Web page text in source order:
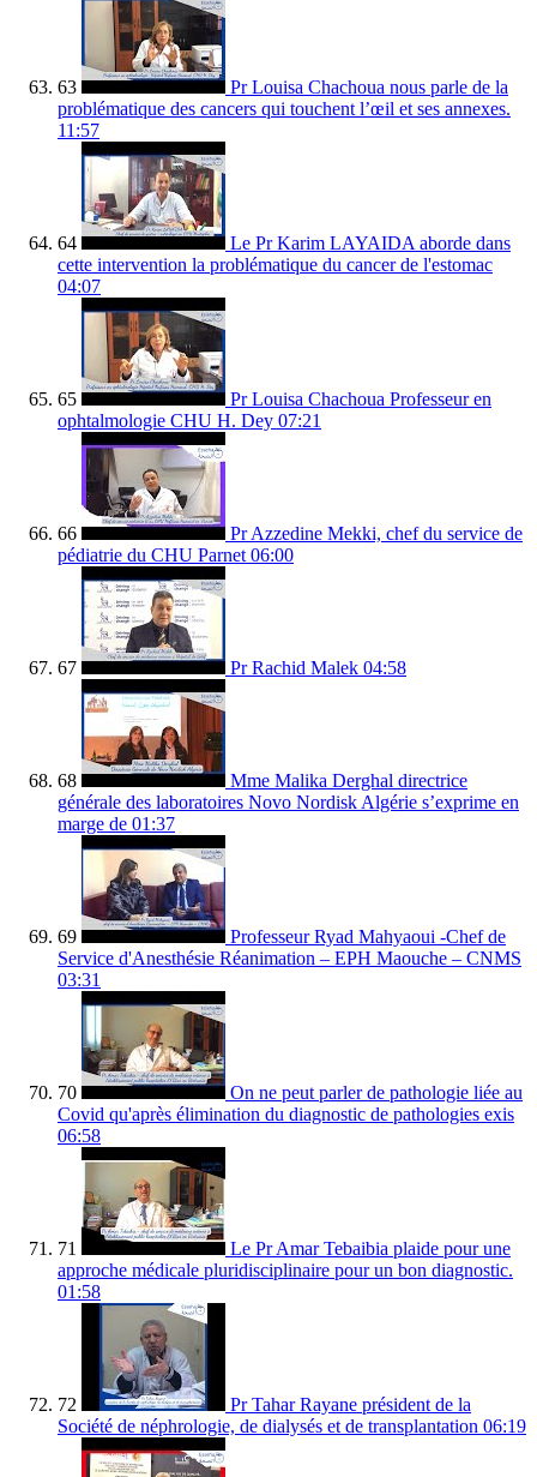
63
Pr Louisa Chachoua nous parle de la
problématique des cancers qui touchent l’œil et ses annexes.
11:57
64
Le Pr Karim LAYAIDA aborde dans
cette intervention la problématique du cancer de l'estomac
04:07
65
Pr Louisa Chachoua Professeur en
ophtalmologie CHU H. Dey 07:21
66
Pr Azzedine Mekki, chef du service de
pédiatrie du CHU Parnet 06:00
67 Pr Rachid Malek 04:58
68
Mme Malika Derghal directrice
générale des laboratoires Novo Nordisk Algérie s’exprime en
marge de 01:37
69
Professeur Ryad Mahyaoui -Chef de
Service d'Anesthésie Réanimation – EPH Maouche – CNMS
03:31
70
On ne peut parler de pathologie liée au
Covid qu'après élimination du diagnostic de pathologies exis
06:58
71
Le Pr Amar Tebaibia plaide pour une
approche médicale pluridisciplinaire pour un bon diagnostic.
01:58
72
Pr Tahar Rayane président de la
Société de néphrologie, de dialysés et de transplantation 06:19